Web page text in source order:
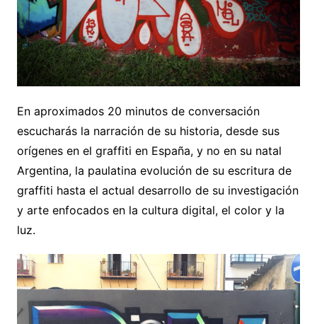
En aproximados 20 minutos de conversación
escucharás la narración de su historia, desde sus
orígenes en el graffiti en España, y no en su natal
Argentina, la paulatina evolución de su escritura de
graffiti hasta el actual desarrollo de su investigación
y arte enfocados en la cultura digital, el color y la
luz.